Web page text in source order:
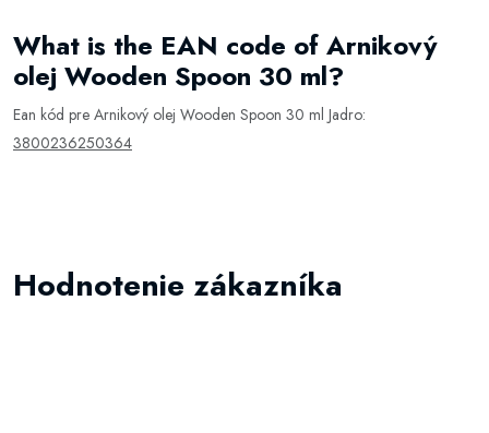
What is the EAN code of Arnikový
olej Wooden Spoon 30 ml?
Ean kód pre Arnikový olej Wooden Spoon 30 ml Jadro:
3800236250364
Hodnotenie zákazníka